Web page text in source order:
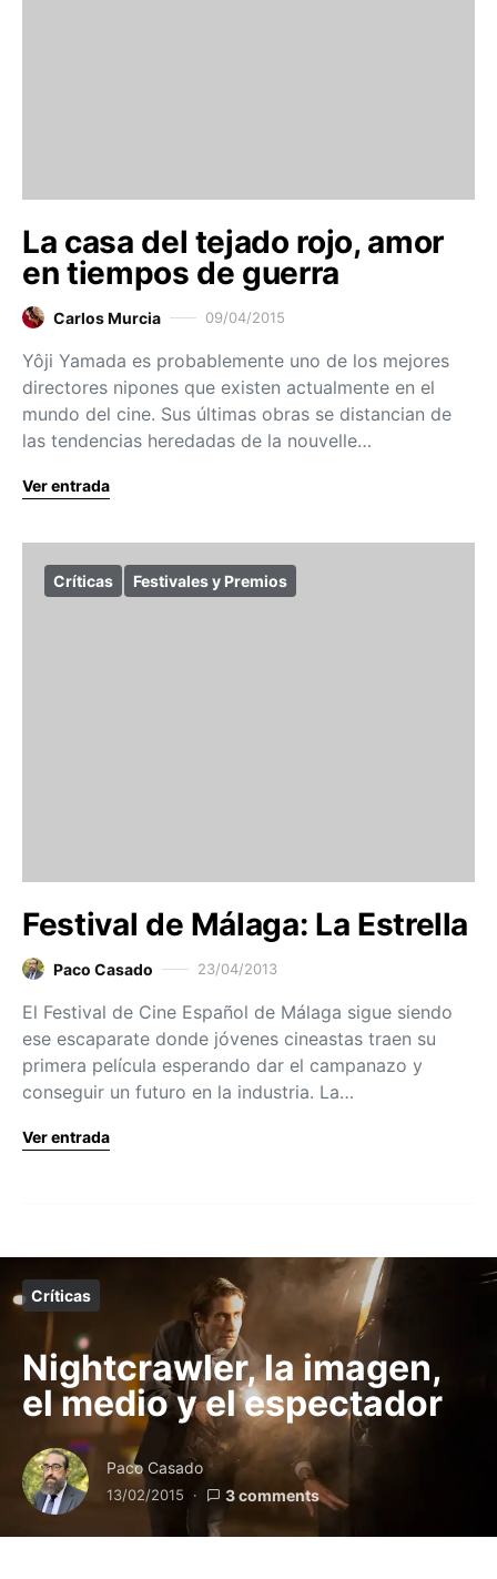
La casa del tejado rojo, amor
en tiempos de guerra
Carlos Murcia 09/04/2015
Yôji Yamada es probablemente uno de los mejores
directores nipones que existen actualmente en el
mundo del cine. Sus últimas obras se distancian de
las tendencias heredadas de la nouvelle…
Ver entrada
Críticas Festivales y Premios
Festival de Málaga: La Estrella
Paco Casado 23/04/2013
El Festival de Cine Español de Málaga sigue siendo
ese escaparate donde jóvenes cineastas traen su
primera película esperando dar el campanazo y
conseguir un futuro en la industria. La…
Ver entrada
Críticas
Nightcrawler, la imagen,
el medio y el espectador
Paco Casado
13/02/2015 3 comments